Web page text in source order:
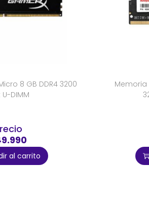
8 GB DDR4 3200
U-DIMM
al carrito
Memoria